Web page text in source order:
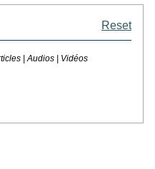
Reset
| Audios | Vidéos